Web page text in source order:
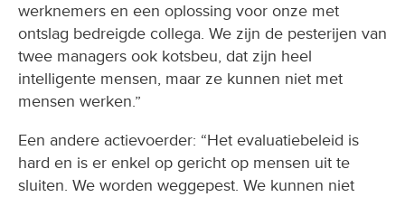
werknemers en een oplossing voor onze met
ontslag bedreigde collega. We zijn de pesterijen van
twee managers ook kotsbeu, dat zijn heel
intelligente mensen, maar ze kunnen niet met
mensen werken.”
Een andere actievoerder: “Het evaluatiebeleid is
hard en is er enkel op gericht op mensen uit te
sluiten. We worden weggepest. We kunnen niet